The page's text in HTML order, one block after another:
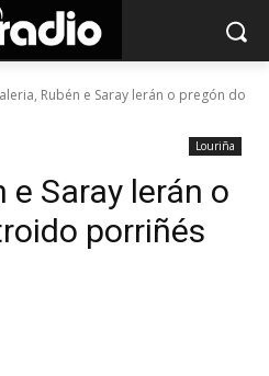
Rubén e Saray lerán o pregón do
Louriña
e Saray lerán o
porriñés